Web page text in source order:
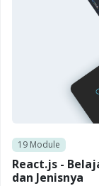
19Module
React.js -
dan Jenisnya